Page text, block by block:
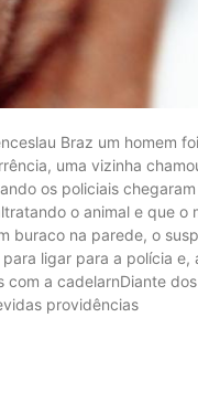
Braz um homem
uma vizinha
os policiais
o animal e que o
buraco na parede, o
ligar para a polícia e,
a cadelarnDiante
providências